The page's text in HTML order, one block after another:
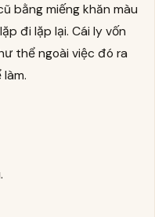
bằng miếng khăn màu
đi lặp lại. Cái ly vốn
thể ngoài việc đó ra